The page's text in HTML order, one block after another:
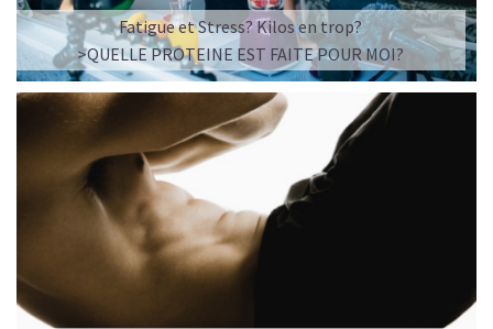
souvent possible et sans sucre ajouté. Des encas sains,
nutritifs et gourmands à prendre ✔️pour un petit-
déjeuner rapide et équilibré ✔️pour un petit coup de
fouet avant le sport ✔️pour une collation sportive et
protéinée après l'entraînement et ✔️ à tout moment de
la journée. Parfaites aussi pour vous accompagner sur
vos Aventures et vos prochains défis!
Et le meilleur de tout, c'est qu'elles sont aussi
délicieuses qu'une friandise! Avec une explosion de
saveurs, elles combleront instantanément vos envies
chocolatées ou fruitées qui peuvent survenir n'importe
où, n'importe quand.
Alors, comment ne pas les aimer?
Fatigue et Stress? Kilos en trop?
>QUELLE PROTEINE EST FAITE POUR MOI?